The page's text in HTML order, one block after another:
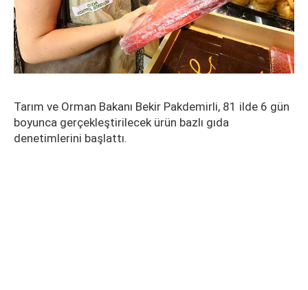
Tarım ve Orman Bakanı Bekir Pakdemirli, 81 ilde 6 gün
boyunca gerçekleştirilecek ürün bazlı gıda
denetimlerini başlattı.